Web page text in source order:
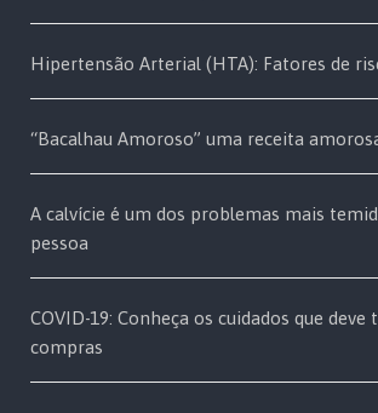
Hipertensão Arterial (HTA): Fatores de
“Bacalhau Amoroso” uma receita
A calvície é um dos problemas mais
pessoa
COVID-19: Conheça os cuidados que deve
compras